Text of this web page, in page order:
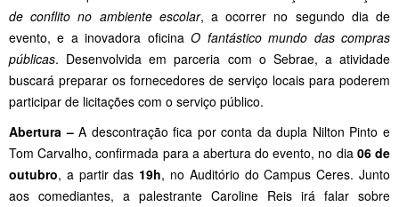
de conflito no ambiente escolar, a ocorrer no segundo dia de
evento, e a inovadora oficinaO fantástico mundo das compras
públicas. Desenvolvida em parceria com o Sebrae, a atividade
buscará preparar os fornecedores de serviço locais para poderem
participar de licitações com o serviço público.
Abertura –A descontração fica por conta da dupla Nilton Pinto e
Tom Carvalho, confirmada para a abertura do evento, no dia 06 de
outubro, a partir das 19h, no Auditório do Campus Ceres. Junto
aos comediantes, a palestrante Caroline Reis irá falar sobre